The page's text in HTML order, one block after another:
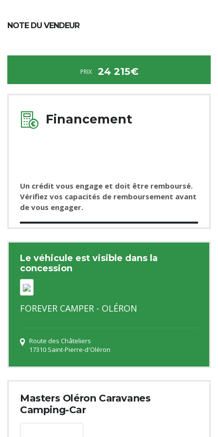
NOTE DU VENDEUR
PRIX 24 215€
Financement
Un crédit vous engage et doit être remboursé.
Vérifiez vos capacités de remboursement avant
de vous engager.
Le véhicule est visible dans la
concession
FOREVER CAMPER - OLÉRON
Route des Châteliers
17310 Saint-Pierre-d'Oléron
Masters Oléron Caravanes
Camping-Car